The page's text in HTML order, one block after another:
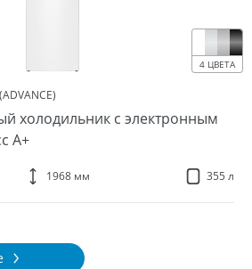
4 ЦВЕТА
холодильник с электронным
A+
1968 мм 355 л